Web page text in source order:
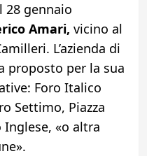
28 gennaio
Amari, vicino al
L’azienda di
proposto per la sua
Foro Italico
Settimo, Piazza
Inglese, «o altra